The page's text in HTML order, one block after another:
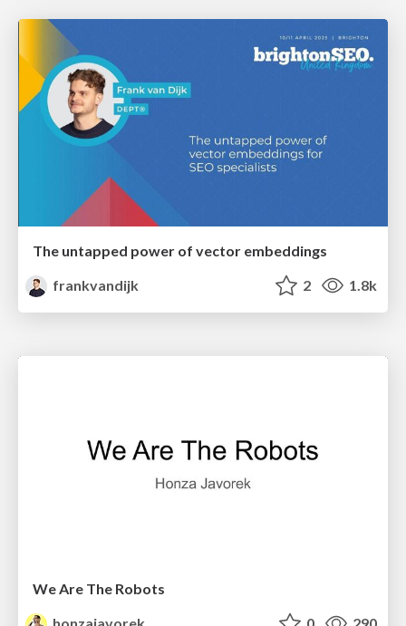
The untapped power of vector embeddings
frankvandijk
2 1.8k
We Are The Robots